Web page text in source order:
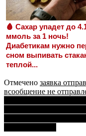
🩸 Сахар упадет до
ммоль за 1 ночь!
Диабетикам нужно
сном выпивать
теплой...
Отмечено заявка
всообщение не
Навигация
по
записям